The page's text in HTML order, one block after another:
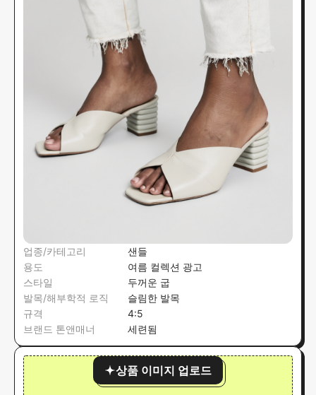
업종/카테고리
샌들
용도
여름 컬렉션 광고
스타일
두꺼운 굽
발목/해부학적 로직
슬림한 발목
규격
4:5
브랜드 톤앤매너
세련됨
상품 이미지 업로드